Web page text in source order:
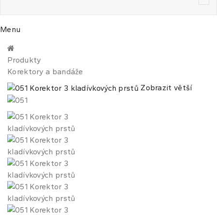
Menu
Produkty
Korektory a bandáže
Zobrazit větší